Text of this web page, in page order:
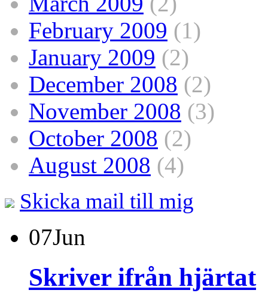
February 2009 (1)
January 2009 (2)
December 2008 (2)
November 2008 (3)
October 2008 (2)
August 2008 (4)
Skicka mail till mig
07Jun
Skriver ifrån hjärtat